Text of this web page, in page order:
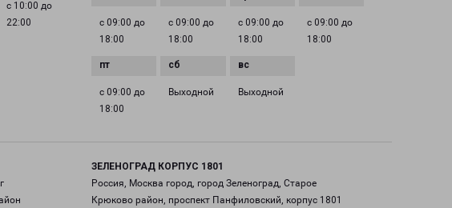
с 10:00 до
22:00
с 09:00 до
18:00
с 09:00 до
18:00
с 09:00 до
18:00
с 09:00 до
18:00
с 09:00 до
18:00
Выходной Выходной
ЗЕЛЕНОГРАД КОРПУС 1801
Россия, Москва город, город Зеленоград, Старое
Крюково район, проспект Панфиловский, корпус 1801